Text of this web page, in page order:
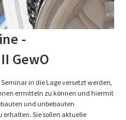
-
GewO
in die Lage versetzt werden,
ermitteln zu können und hiermit
und unbebauten
Sie sollen aktuelle